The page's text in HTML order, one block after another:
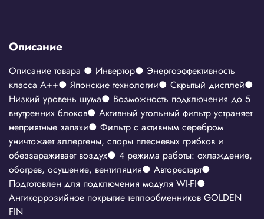
Описание
Описание товара ● Инвертор● Энергоэффективность
класса А++● Японские технологии● Скрытый дисплей●
Низкий уровень шума● Возможность подключения до 5
внутренних блоков● Активный угольный фильтр устраняет
неприятные запахи● Фильтр с активным серебром
уничтожает аллергены, споры плесневых грибков и
обеззараживает воздух● 4 режима работы: охлаждение,
обогрев, осушение, вентиляция● Авторестарт●
Подготовлен для подключения модуля WI-FI●
Антикоррозийное покрытие теплообменников GOLDEN
FIN